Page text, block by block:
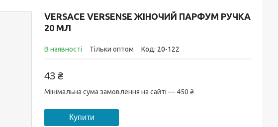
VERSACE VERSENSE ЖІНОЧИЙ ПАРФУМ РУЧКА
20 МЛ
В наявності Тільки оптом Код: 20-122
43 ₴
Мінімальна сума замовлення на сайті — 450 ₴
Купити